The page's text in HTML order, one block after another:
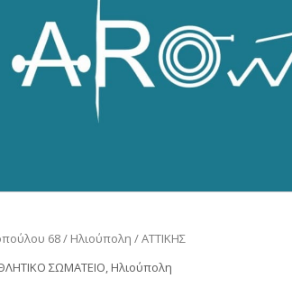
68 / Ηλιούπολη / ΑΤΤΙΚΗΣ
ΣΩΜΑΤΕΙΟ, Ηλιούπολη